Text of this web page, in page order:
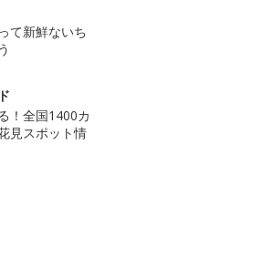
て新鮮ないち
！全国1400カ
見スポット情